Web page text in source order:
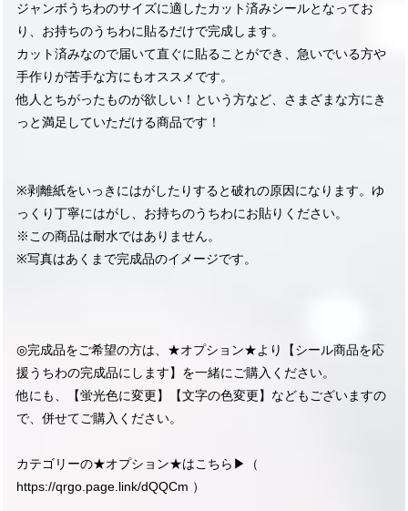
ジャンボうちわのサイズに適したカット済みシールとなってお
り、お持ちのうちわに貼るだけで完成します。
カット済みなので届いて直ぐに貼ることができ、急いでいる方や
手作りが苦手な方にもオススメです。
他人とちがったものが欲しい！という方など、さまざまな方にき
っと満足していただける商品です！
※剥離紙をいっきにはがしたりすると破れの原因になります。ゆ
っくり丁寧にはがし、お持ちのうちわにお貼りください。
※この商品は耐水ではありません。
※写真はあくまで完成品のイメージです。
◎完成品をご希望の方は、★オプション★より【シール商品を応
援うちわの完成品にします】を一緒にご購入ください。
他にも、【蛍光色に変更】【文字の色変更】などもございますの
で、併せてご購入ください。
カテゴリーの★オプション★はこちら▶︎（
https://qrgo.page.link/dQQCm ）